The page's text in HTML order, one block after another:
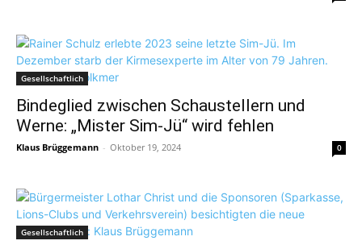
Gesellschaftlich
Bindeglied zwischen Schaustellern und
Werne: „Mister Sim-Jü“ wird fehlen
Klaus Brüggemann - Oktober 19, 2024 0
Gesellschaftlich